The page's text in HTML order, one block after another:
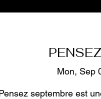
Mon, Sep
septembre est